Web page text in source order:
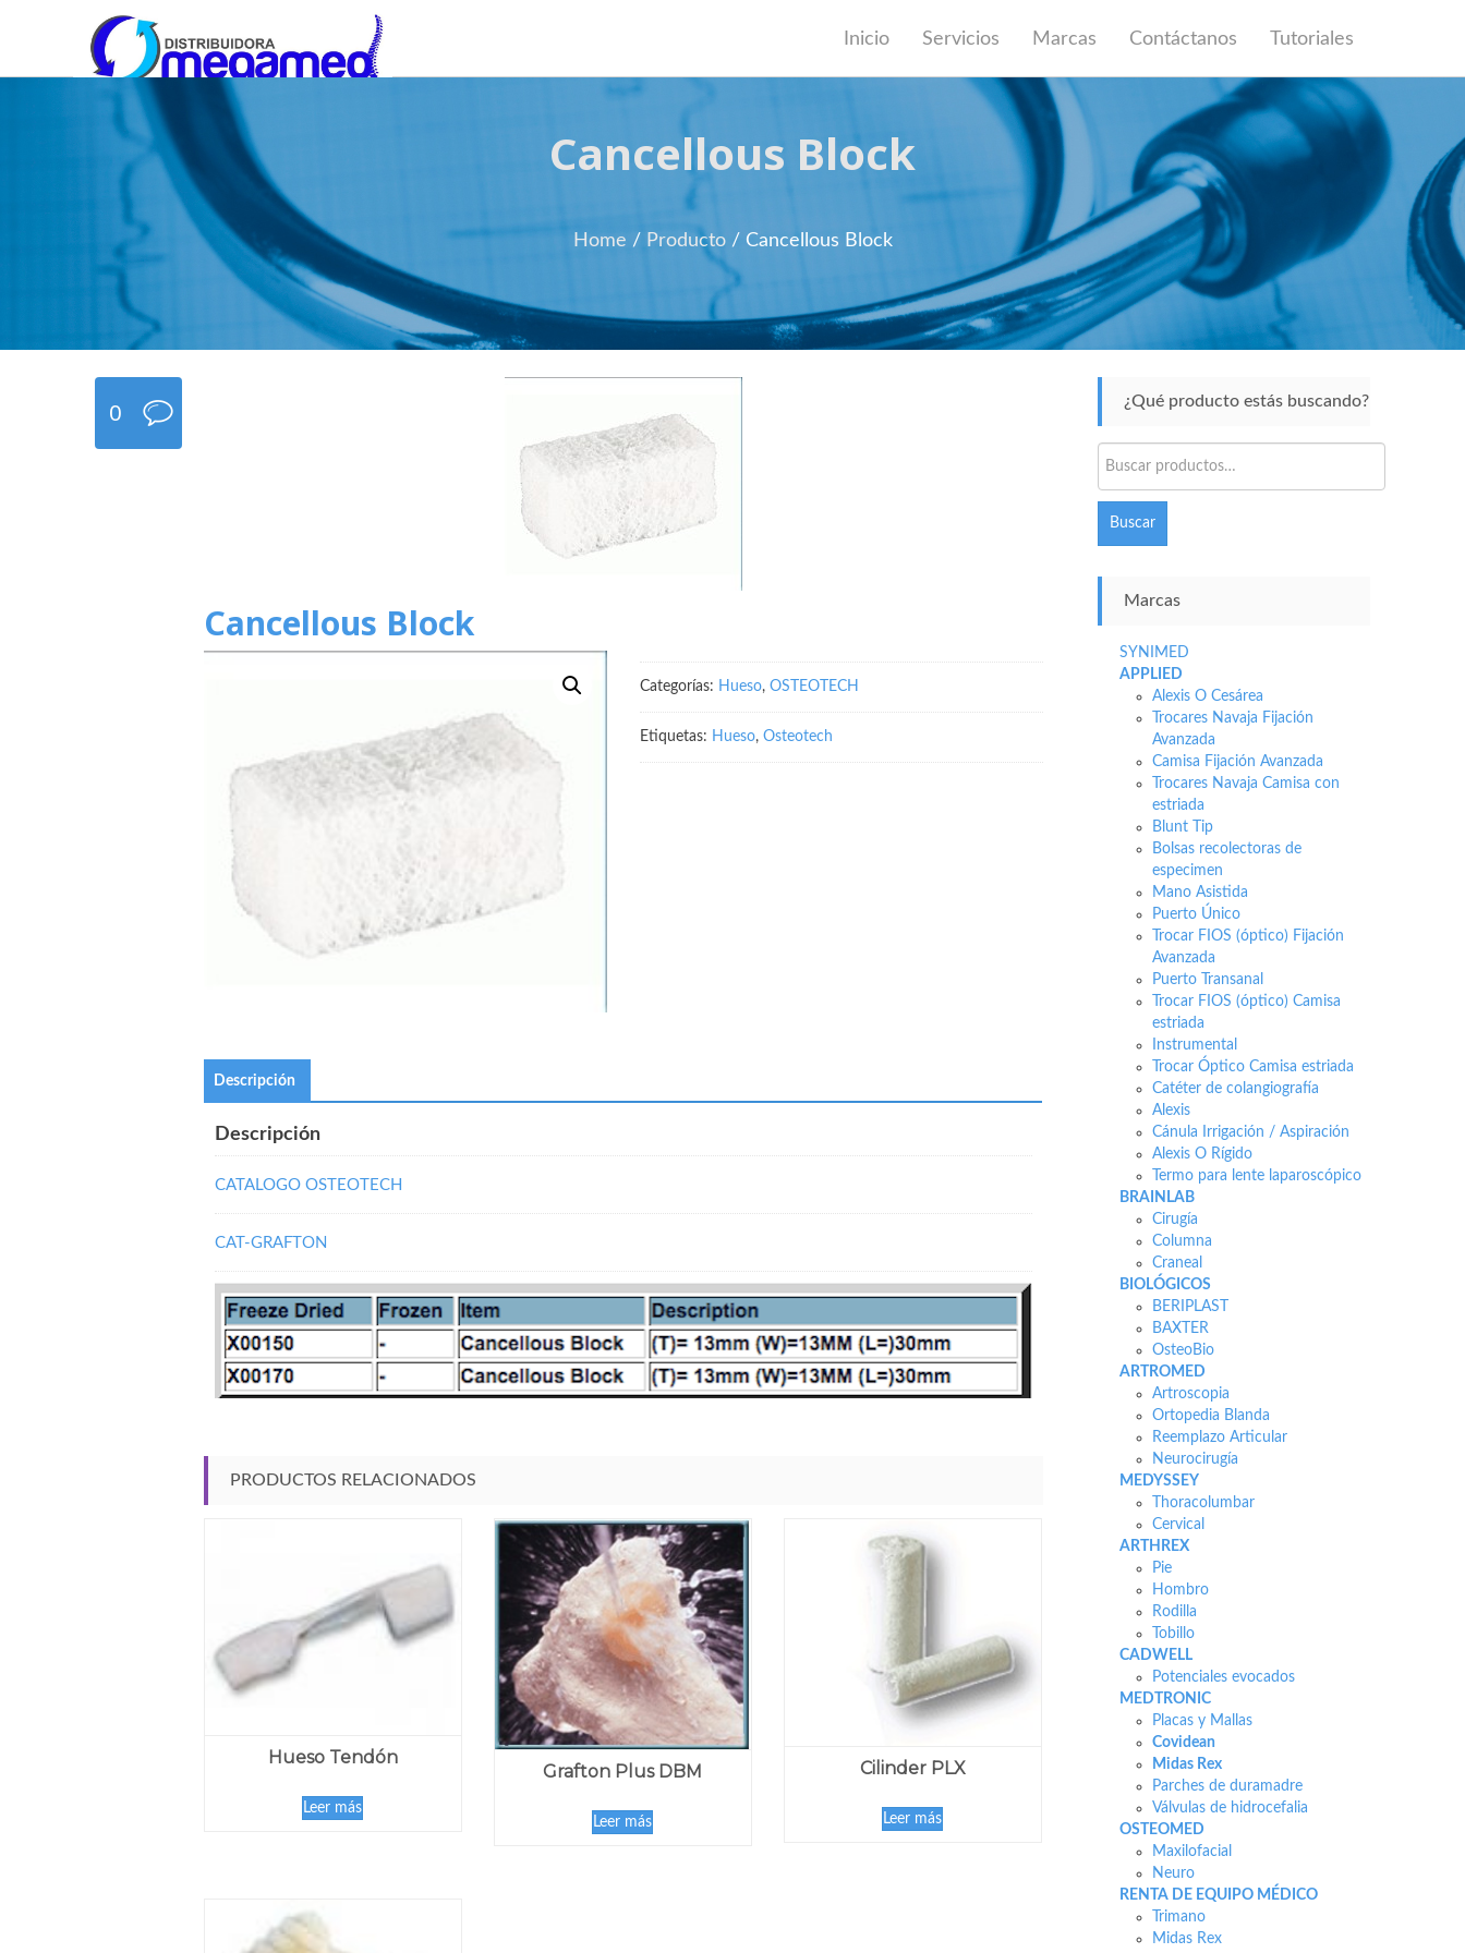
OmegaMed Sureste
OmegaMed Sureste
Inicio Servicios Marcas Contáctanos Tutoriales
Cancellous Block
Home / Producto/ Cancellous Block
0
Cancellous Block
Categorías: Hueso,OSTEOTECH
Etiquetas: Hueso,Osteotech
Descripción
Descripción
CATALOGO OSTEOTECH
CAT-GRAFTON
PRODUCTOS RELACIONADOS
Hueso Tendón
Leer más
Grafton Plus DBM
Leer más
Cilinder PLX
Leer más
¿Qué producto estás buscando?
por:
Buscar
Marcas
SYNIMED
APPLIED
Alexis O Cesárea
Trocares Navaja Fijación
Avanzada
Camisa Fijación Avanzada
Trocares Navaja Camisa con
estriada
Blunt Tip
Bolsas recolectoras de
especimen
Mano Asistida
Puerto Único
Trocar FIOS (óptico) Fijación
Avanzada
Puerto Transanal
Trocar FIOS (óptico) Camisa
estriada
Instrumental
Trocar Óptico Camisa estriada
Catéter de colangiografía
Alexis
Cánula Irrigación / Aspiración
Alexis O Rígido
Termo para lente laparoscópico
BRAINLAB
Cirugía
Columna
Craneal
BIOLÓGICOS
BERIPLAST
BAXTER
OsteoBio
ARTROMED
Artroscopia
Ortopedia Blanda
Reemplazo Articular
Neurocirugía
MEDYSSEY
Thoracolumbar
Cervical
ARTHREX
Pie
Hombro
Rodilla
Tobillo
CADWELL
Potenciales evocados
MEDTRONIC
Placas y Mallas
Covidean
Midas Rex
Parches de duramadre
Válvulas de hidrocefalia
OSTEOMED
Maxilofacial
Neuro
RENTA DE EQUIPO MÉDICO
Trimano
Midas Rex